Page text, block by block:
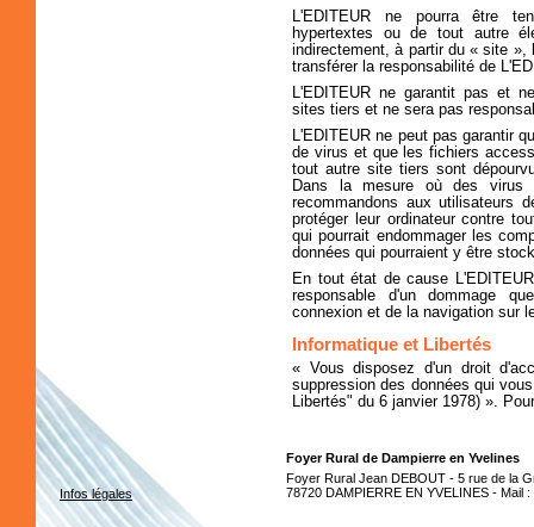
L'EDITEUR ne pourra être
hypertextes ou de tout autre
indirectement, à partir du « site »,
transférer la responsabilité de
L'EDITEUR ne garantit pas et
sites tiers et ne sera pas
L'EDITEUR ne peut pas garantir
de virus et que les fichiers
tout autre site tiers sont
Dans la mesure où des virus
recommandons aux utilisateurs
protéger leur ordinateur contre
qui pourrait endommager les
données qui pourraient y être
En tout état de cause
responsable d'un dommage
connexion et de la navigation sur
Informatique et Libertés
« Vous disposez d'un droit
suppression des données qui
Libertés" du 6 janvier 1978) ».
Infos légales
Foyer Rural de Dampierre en Yvelines
Foyer Rural Jean DEBOUT - 5 rue de la
78720 DAMPIERRE EN YVELINES - Mail :